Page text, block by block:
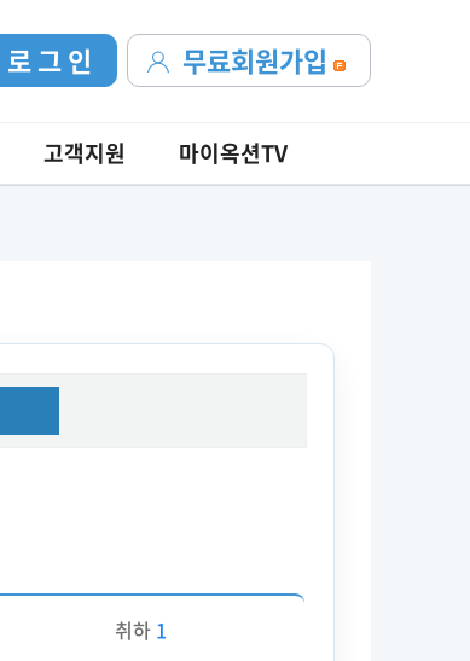
무료회원가입
로 그 인
고객지원 마이옥션TV
취하 1